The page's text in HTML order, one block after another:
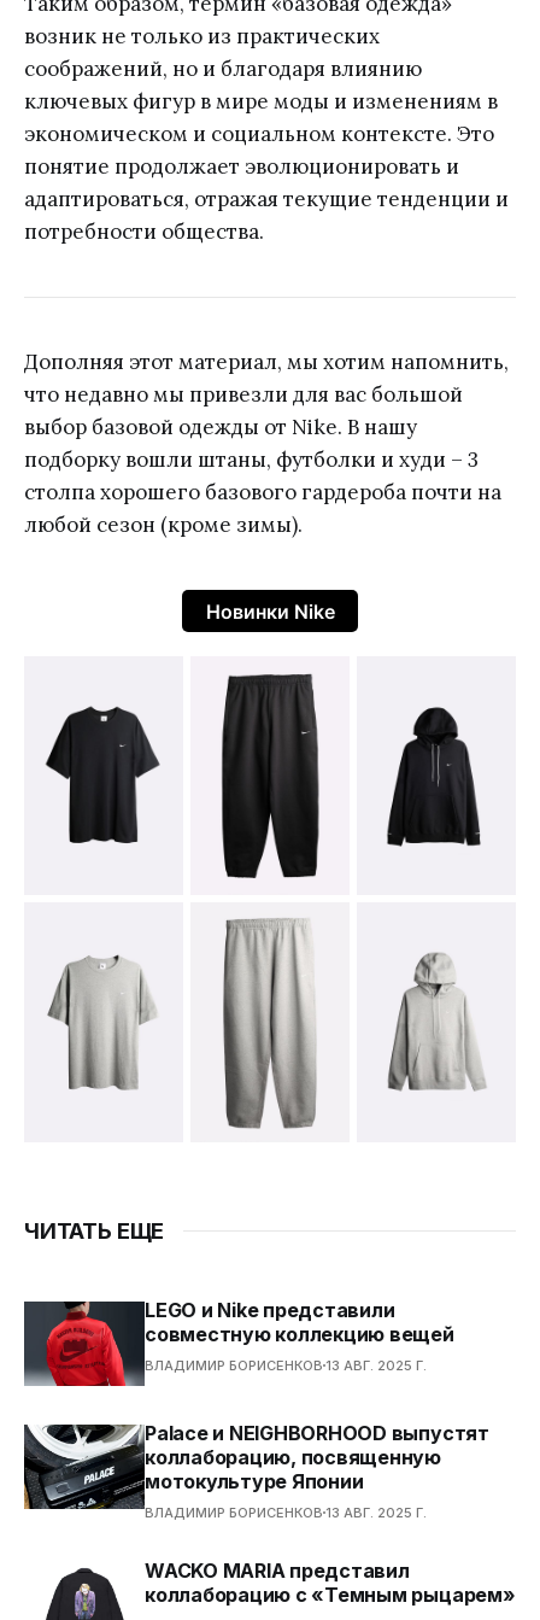
возник не только из практических
соображений, но и благодаря влиянию
ключевых фигур в мире моды и изменениям в
экономическом и социальном контексте. Это
понятие продолжает эволюционировать и
адаптироваться, отражая текущие тенденции и
потребности общества.
Дополняя этот материал, мы хотим напомнить,
что недавно мы привезли для вас большой
выбор базовой одежды от Nike. В нашу
подборку вошли штаны, футболки и худи – 3
столпа хорошего базового гардероба почти на
любой сезон (кроме зимы).
Новинки Nike
ЧИТАТЬ ЕЩЕ
LEGO и Nike представили
совместную коллекцию вещей
ВЛАДИМИР БОРИСЕНКОВ 13 АВГ. 2025 Г.
Palace и NEIGHBORHOOD выпустят
коллаборацию, посвященную
мотокультуре Японии
ВЛАДИМИР БОРИСЕНКОВ 13 АВГ. 2025 Г.
WACKO MARIA представил
коллаборацию с «Темным рыцарем»